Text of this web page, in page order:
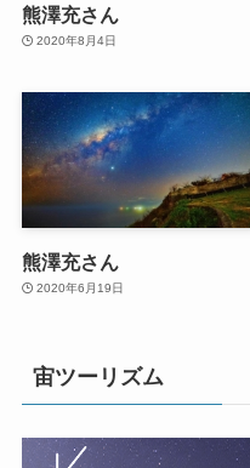
熊澤充さん
2020年8月4日
熊澤充さん
2020年6月19日
宙ツーリズム